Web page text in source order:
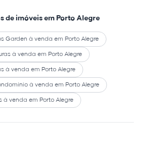
de imóveis em Porto Alegre
Garden à venda em Porto Alegre
à venda em Porto Alegre
à venda em Porto Alegre
à venda em Porto Alegre
à venda em Porto Alegre